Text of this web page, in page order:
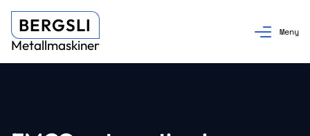
BERGSLI
Metallmaskiner